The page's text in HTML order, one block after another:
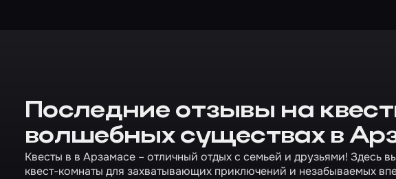
Последние отзывы на
волшебных существах в
Квесты в в Арзамасе – отличный отдых с семьей и друзьями! Здесь
квест-комнаты для захватывающих приключений и незабываемых